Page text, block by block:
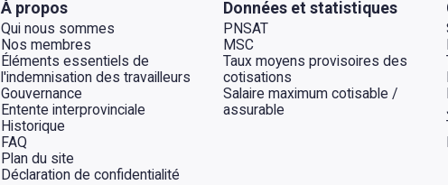
À propos
Qui nous sommes
Nos membres
Éléments essentiels de
l'indemnisation des travailleurs
Gouvernance
Entente interprovinciale
Historique
FAQ
Plan du site
Déclaration de confidentialité
Données et statistiques
PNSAT
MSC
Taux moyens provisoires des
cotisations
Salaire maximum cotisable /
assurable